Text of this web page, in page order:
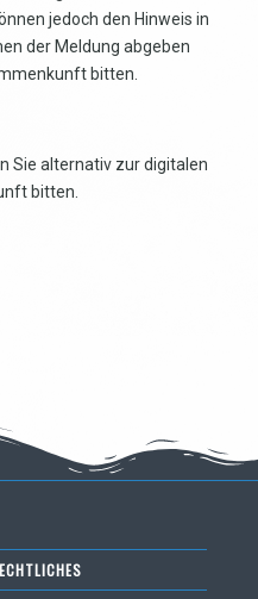
jedoch den Hinweis in
der Meldung abgeben
bitten.
Sie alternativ zur digitalen
bitten.